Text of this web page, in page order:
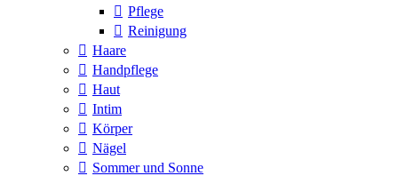
Pflege
Reinigung
Haare
Handpflege
Haut
Intim
Körper
Nägel
Sommer und Sonne